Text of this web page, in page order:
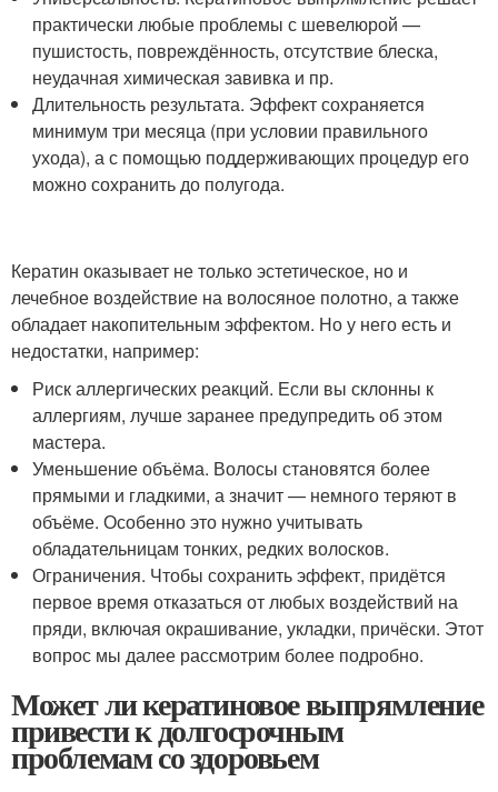
практически любые проблемы с шевелюрой —
пушистость, повреждённость, отсутствие блеска,
неудачная химическая завивка и пр.
Длительность результата. Эффект сохраняется
минимум три месяца (при условии правильного
ухода), а с помощью поддерживающих процедур его
можно сохранить до полугода.
Кератин оказывает не только эстетическое, но и
лечебное воздействие на волосяное полотно, а также
обладает накопительным эффектом. Но у него есть и
недостатки, например:
Риск аллергических реакций. Если вы склонны к
аллергиям, лучше заранее предупредить об этом
мастера.
Уменьшение объёма. Волосы становятся более
прямыми и гладкими, а значит — немного теряют в
объёме. Особенно это нужно учитывать
обладательницам тонких, редких волосков.
Ограничения. Чтобы сохранить эффект, придётся
первое время отказаться от любых воздействий на
пряди, включая окрашивание, укладки, причёски. Этот
вопрос мы далее рассмотрим более подробно.
Может ли кератиновое выпрямление
привести к долгосрочным
проблемам со здоровьем